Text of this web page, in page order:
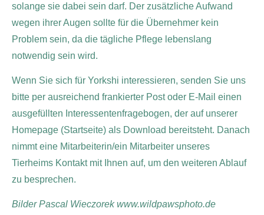
solange sie dabei sein darf. Der zusätzliche Aufwand
wegen ihrer Augen sollte für die Übernehmer kein
Problem sein, da die tägliche Pflege lebenslang
notwendig sein wird.
Wenn Sie sich für Yorkshi interessieren, senden Sie uns
bitte per ausreichend frankierter Post oder E-Mail einen
ausgefüllten Interessentenfragebogen, der auf unserer
Homepage (Startseite) als Download bereitsteht. Danach
nimmt eine Mitarbeiterin/ein Mitarbeiter unseres
Tierheims Kontakt mit Ihnen auf, um den weiteren Ablauf
zu besprechen.
Bilder Pascal Wieczorek www.wildpawsphoto.de